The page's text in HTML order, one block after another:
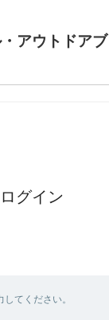
ウトドア
ログイン
てください。